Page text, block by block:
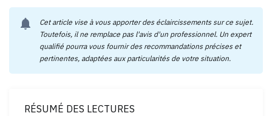
notifications
Cet article vise à vous apporter des éclaircissements sur ce sujet.
Toutefois, il ne remplace pas l'avis d'un professionnel. Un expert
qualifié pourra vous fournir des recommandations précises et
pertinentes, adaptées aux particularités de votre situation.
RÉSUMÉ DES LECTURES